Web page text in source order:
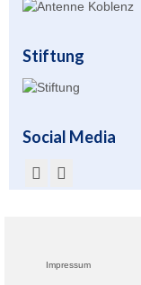
Stiftung
Social Media
Impressum